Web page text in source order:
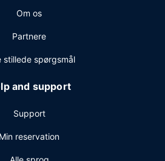
Om os
Partnere
stillede spørgsmål
and support
Support
Min reservation